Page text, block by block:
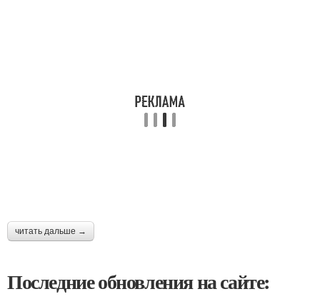
читать дальше →
Последние обновления на сайте: